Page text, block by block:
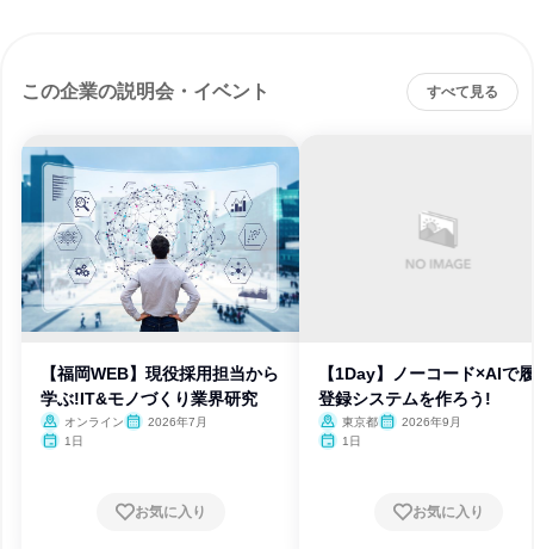
この企業の説明会・イベント すべて見る
【福岡WEB】現役採用担当から
学ぶ!IT&モノづくり業界研究
オンライン
2026年7月
1日
お気に入り
【1Day】ノーコード×AIで
登録システムを作ろう!
東京都
2026年9月
1日
お気に入り